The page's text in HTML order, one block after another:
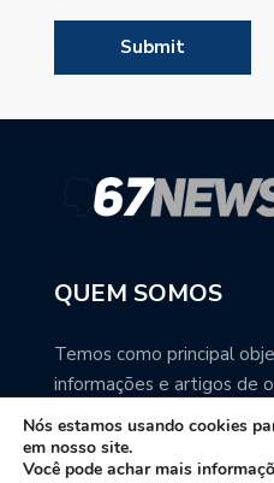
QUEM SOMOS
Temos como principal
informações e artigos de
precisa. Você pode ter a
67NEWS é uma
sobre Mato Grosso do Sul.
Nós estamos usando cookies
em nosso site.
Você pode achar mais